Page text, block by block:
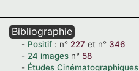
Bibliographie
Positif : n° 227 et n° 346
24 images n° 58
Études Cinématographiques